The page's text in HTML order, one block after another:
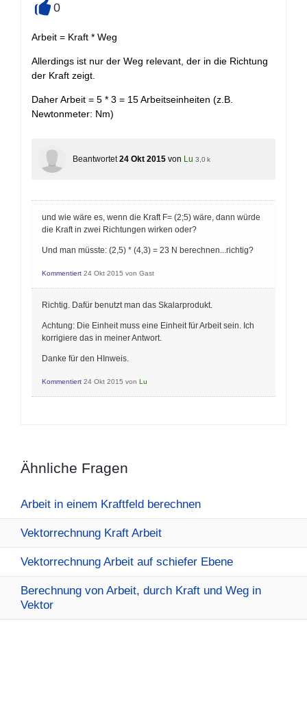
0
Arbeit = Kraft * Weg
Allerdings ist nur der Weg relevant, der in die Richtung
der Kraft zeigt.
Daher Arbeit = 5 * 3 = 15 Arbeitseinheiten (z.B.
Newtonmeter: Nm)
Beantwortet 24 Okt 2015 von Lu 3,0 k
und wie wäre es, wenn die Kraft F= (2;5) wäre, dann würde
die Kraft in zwei Richtungen wirken oder?
Und man müsste: (2,5) * (4,3) = 23 N berechnen...richtig?
Kommentiert 24 Okt 2015 von Gast
Richtig. Dafür benutzt man das Skalarprodukt.
Achtung: Die Einheit muss eine Einheit für Arbeit sein. Ich
korrigiere das in meiner Antwort.
Danke für den HInweis.
Kommentiert 24 Okt 2015 von Lu
Ähnliche Fragen
Arbeit in einem Kraftfeld berechnen
Vektorrechnung Kraft Arbeit
Vektorrechnung Arbeit auf schiefer Ebene
Berechnung von Arbeit, durch Kraft und Weg in
Vektor